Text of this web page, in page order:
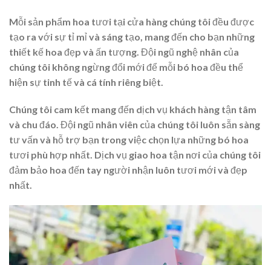
Mỗi sản phẩm hoa tươi tại cửa hàng chúng tôi đều được
tạo ra với sự tỉ mỉ và sáng tạo, mang đến cho bạn những
thiết kế hoa đẹp và ấn tượng. Đội ngũ nghệ nhân của
chúng tôi không ngừng đổi mới để mỗi bó hoa đều thể
hiện sự tinh tế và cá tính riêng biệt.
Chúng tôi cam kết mang đến dịch vụ khách hàng tận tâm
và chu đáo. Đội ngũ nhân viên của chúng tôi luôn sẵn sàng
tư vấn và hỗ trợ bạn trong việc chọn lựa những bó hoa
tươi phù hợp nhất. Dịch vụ giao hoa tận nơi của chúng tôi
đảm bảo hoa đến tay người nhận luôn tươi mới và đẹp
nhất.